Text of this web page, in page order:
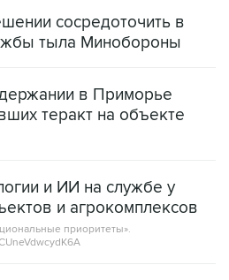
сосредоточить в
тыла Минобороны
в Приморье
теракт на объекте
и ИИ на службе у
и агрокомплексов
приоритеты».